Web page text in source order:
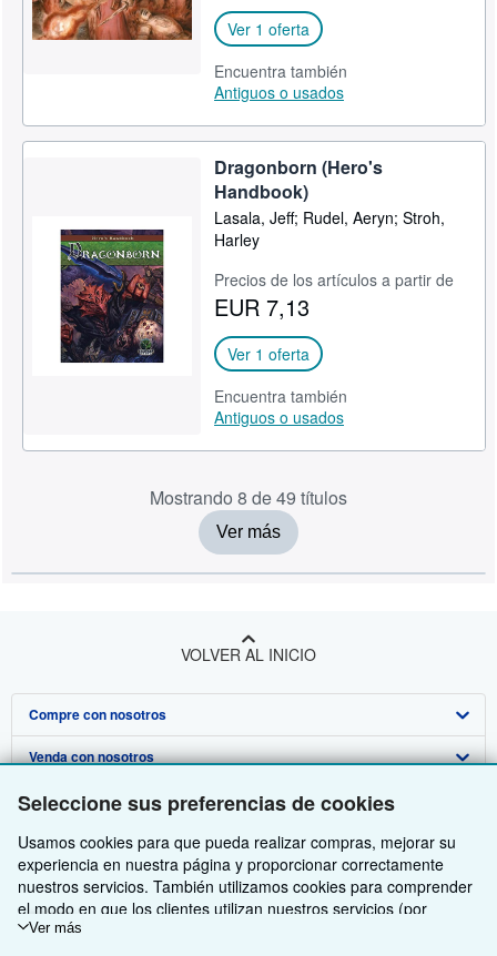
Seleccione sus preferencias de cookies
Usamos cookies para que pueda realizar compras, mejorar su
experiencia en nuestra página y proporcionar correctamente
nuestros servicios. También utilizamos cookies para comprender
el modo en que los clientes utilizan nuestros servicios (por
ejemplo, midiendo las visitas al sitio) y así poder realizar mejoras.
Ver más
Ver 1 oferta
Encuentra también
Antiguos o usados
Dragonborn (Hero's
Handbook)
Lasala, Jeff; Rudel, Aeryn; Stroh,
Harley
Precios de los artículos a partir de
EUR 7,13
Ver 1 oferta
Encuentra también
Antiguos o usados
Mostrando 8 de 49 títulos
Ver más
VOLVER AL INICIO
Compre con nosotros
Búsqueda avanzada
Colecciones
Mi cuenta
Mis pedidos
Ver carrito
Venda con nosotros
Comenzar a vender
Únase a nuestro programa de afiliados
Recomiende un vendedor
Sobre nosotros
Sobre IberLibro
Medios
Empleo
Obtener Ayuda
Preguntas frecuentes y guías
Atención al Cliente
Otras compañías de AbeBooks
AbeBooks.com
Siga a IberLibro